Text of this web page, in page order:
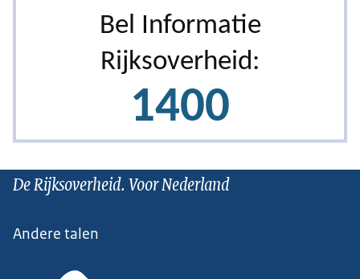
De Rijksoverheid. Voor Nederland
Andere talen